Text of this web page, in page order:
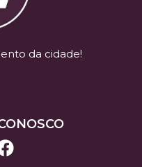
da cidade!